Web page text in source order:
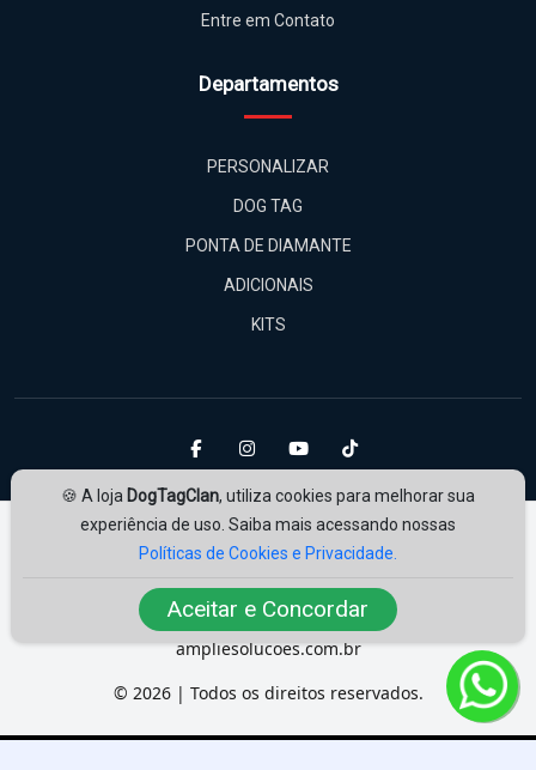
🍪 A loja DogTagClan, utiliza cookies para melhorar sua
experiência de uso. Saiba mais acessando nossas
Políticas de Cookies e Privacidade.
Aceitar e Concordar
Entre em Contato
Departamentos
PERSONALIZAR
DOG TAG
PONTA DE DIAMANTE
ADICIONAIS
KITS
Desenvolvido por Amplie Soluções
ampliesolucoes.com.br
© 2026 | Todos os direitos reservados.